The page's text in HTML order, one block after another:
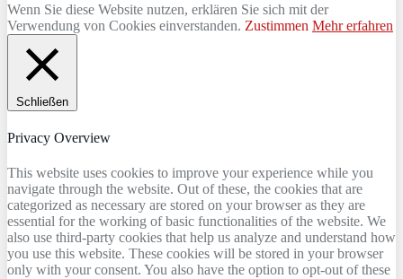
Wenn Sie diese Website nutzen, erklären Sie sich mit der
Verwendung von Cookies einverstanden. Zustimmen Mehr erfahren
Schließen
Privacy Overview
This website uses cookies to improve your experience while you
navigate through the website. Out of these, the cookies that are
categorized as necessary are stored on your browser as they are
essential for the working of basic functionalities of the website. We
also use third-party cookies that help us analyze and understand how
you use this website. These cookies will be stored in your browser
only with your consent. You also have the option to opt-out of these